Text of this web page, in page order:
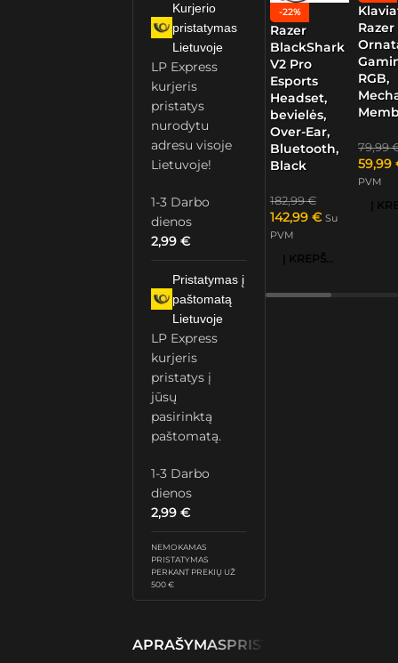
Kurjerio
pristatymas
Lietuvoje
LP Express
kurjeris
pristatys
nurodytu
adresu visoje
Lietuvoje!
1-3 Darbo
dienos
2,99€
Pristatymas į
paštomatą
Lietuvoje
LP Express
kurjeris
pristatys į
jūsų
pasirinktą
paštomatą.
1-3 Darbo
dienos
2,99€
NEMOKAMAS
PRISTATYMAS
PERKANT PREKIŲ UŽ
500 €
APRAŠYMASPRISTATYMAS IR
-22%
Razer
BlackShark
V2 Pro
Esports
Headset,
bevielės,
Over-Ear,
Bluetooth,
Black
182,99€
142,99 € Su
PVM
Į KREPŠELĮ
Razer
RGB,
79,99
59,99
PVM